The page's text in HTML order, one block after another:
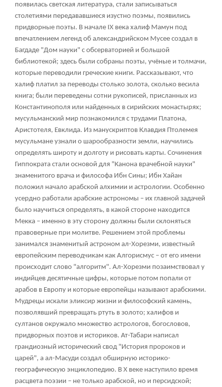
появилась светская литература, стали записываться
столетиями передававшиеся изустно поэмы, появились
придворные поэты. В начале IX века халиф Мамун под
впечатлением легенд об александрийском Мусее создал в
Багдаде "Дом науки" с обсерваторией и большой
библиотекой; здесь были собраны поэты, учёные и толмачи,
которые переводили греческие книги. Рассказывают, что
халиф платил за переводы столько золота, сколько весила
книга; были переведены сотни рукописей, присланных из
Константинополя или найденных в сирийских монастырях;
мусульманский мир познакомился с трудами Платона,
Аристотеля, Евклида. Из манускриптов Клавдия Птолемея
мусульмане узнали о шарообразности земли, научились
определять широту и долготу и рисовать карты. Сочинения
Гиппократа стали основой для "Канона врачебной науки"
знаменитого врача и философа Ибн Сины; Ибн Хайан
положил начало арабской алхимии и астрологии. Особенно
усердно работали арабские астрономы – их главной задачей
было научиться определять, в какой стороне находится
Мекка – именно в эту сторону должны были склоняться
правоверные при молитве. Решением этой проблемы
занимался знаменитый астроном ал-Хорезми, известный
европейским переводчикам как Алгорисмус – от его имени
происходит слово "алгоритм". Ал-Хорезми позаимствовал у
индийцев десятичные цифры, которые потом попали от
арабов в Европу и которые европейцы называют арабскими.
Мудрецы искали эликсир жизни и философский камень,
позволявший превращать ртуть в золото; халифов и
султанов окружало множество астрологов, богословов,
придворных поэтов и историков. Ат-Табари написал
грандиозный исторический свод "История пророков и
царей", а ал-Масуди создал обширную историко-
географическую энциклопедию. В X веке наступило время
расцвета поэзии – не только арабской, но и персидской;